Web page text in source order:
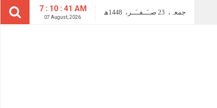
7 : 10 : 43 AM
07 August, 2026
جمعہ، 23 صــَــفــَــر، 1448ھ